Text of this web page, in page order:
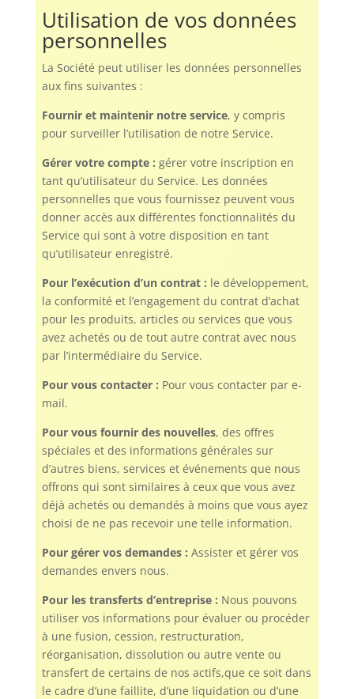
Utilisation de vos données
personnelles
La Société peut utiliser les données personnelles
aux fins suivantes :
Fournir et maintenir notre service, y compris
pour surveiller l’utilisation de notre Service.
Gérer votre compte : gérer votre inscription en
tant qu’utilisateur du Service. Les données
personnelles que vous fournissez peuvent vous
donner accès aux différentes fonctionnalités du
Service qui sont à votre disposition en tant
qu’utilisateur enregistré.
Pour l’exécution d’un contrat : le développement,
la conformité et l’engagement du contrat d’achat
pour les produits, articles ou services que vous
avez achetés ou de tout autre contrat avec nous
par l’intermédiaire du Service.
Pour vous contacter : Pour vous contacter par e-
mail.
Pour vous fournir des nouvelles, des offres
spéciales et des informations générales sur
d’autres biens, services et événements que nous
offrons qui sont similaires à ceux que vous avez
déjà achetés ou demandés à moins que vous ayez
choisi de ne pas recevoir une telle information.
Pour gérer vos demandes : Assister et gérer vos
demandes envers nous.
Pour les transferts d’entreprise : Nous pouvons
utiliser vos informations pour évaluer ou procéder
à une fusion, cession, restructuration,
réorganisation, dissolution ou autre vente ou
transfert de certains de nos actifs,que ce soit dans
le cadre d’une faillite, d’une liquidation ou d’une